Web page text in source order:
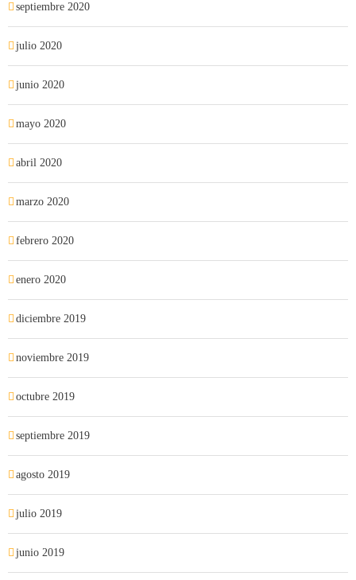
septiembre 2020
julio 2020
junio 2020
mayo 2020
abril 2020
marzo 2020
febrero 2020
enero 2020
diciembre 2019
noviembre 2019
octubre 2019
septiembre 2019
agosto 2019
julio 2019
junio 2019